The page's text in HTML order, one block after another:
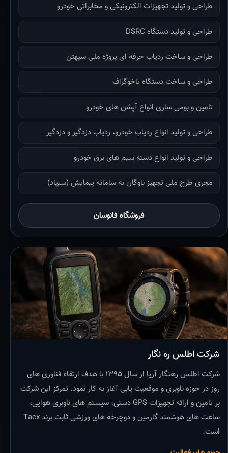
طراحی و تولید تجهیزات الکترونیکی و مخابراتی خودرو
طراحی و تولید دستگاه DSRC
طراحی و ساخت ردیاب حرفه ای پروژه ملی سپهتن
طراحی و ساخت دستگاه تاخوگراف
تامین و بومی سازی انواع آپشن های خودرو
طراحی و تولید انواع ردیاب خودرو، ردیاب دزدگیر و دزدگیر
طراحی و تولید انواع دسته سیم های برق خودرو
مجری طرح ملی تجهیز ناوگان به سامانه پیمایش (سیپاد)
فروشگاه فانوسان
شرکت اطلس ره نگار
شرکت اطلس رهنگار آریا از سال ۱۳۹۵ با هدف ارتقاء فناوری های
روز در حوزه ناوبری و موقعیت یابی آغاز به کار نمود. تمرکز این شرکت
بر تامین و ارائه تجهیزات GPS دستی، سیستم های ناوبری هوایی،
ساعت های هوشمند گارمین و دوچرخه های ورزشی ثابت برند Tacx
است.